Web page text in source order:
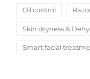
Oil control
Skin dryness &
Smart facial
面部清潔
巴林